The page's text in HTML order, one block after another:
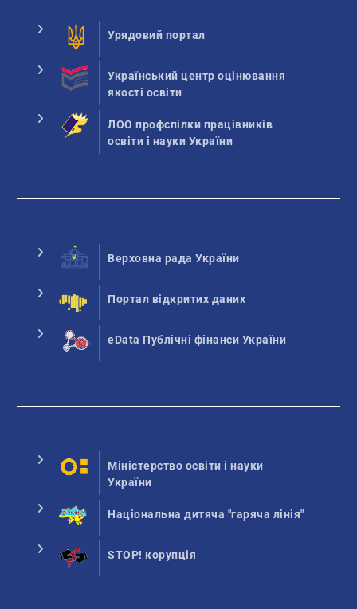
Урядовий портал
Український центр оцінювання
якості освіти
ЛОО профспілки працівників
освіти і науки України
Верховна рада України
Портал відкритих даних
eData Публічні фінанси України
Міністерство освіти і науки
України
Національна дитяча "гаряча лінія"
STOP! корупція